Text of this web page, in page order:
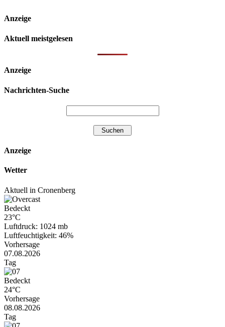
Anzeige
Aktuell meistgelesen
Anzeige
Nachrichten-Suche
Anzeige
Wetter
Aktuell in Cronenberg
Bedeckt
23°C
Luftdruck: 1024 mb
Luftfeuchtigkeit: 46%
Vorhersage
07.08.2026
Tag
Bedeckt
24°C
Vorhersage
08.08.2026
Tag